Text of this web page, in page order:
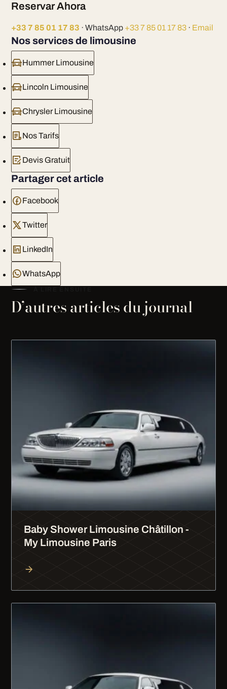
Reservar Ahora
+33 7 85 01 17 83 · WhatsApp +33 7 85 01 17 83· Email
Nos services de limousine
Hummer Limousine
Lincoln Limousine
Chrysler Limousine
Nos Tarifs
Devis Gratuit
Partager cet article
Facebook
Twitter
LinkedIn
WhatsApp
D’autres articles du journal
Baby Shower Limousine Châtillon -
My Limousine Paris